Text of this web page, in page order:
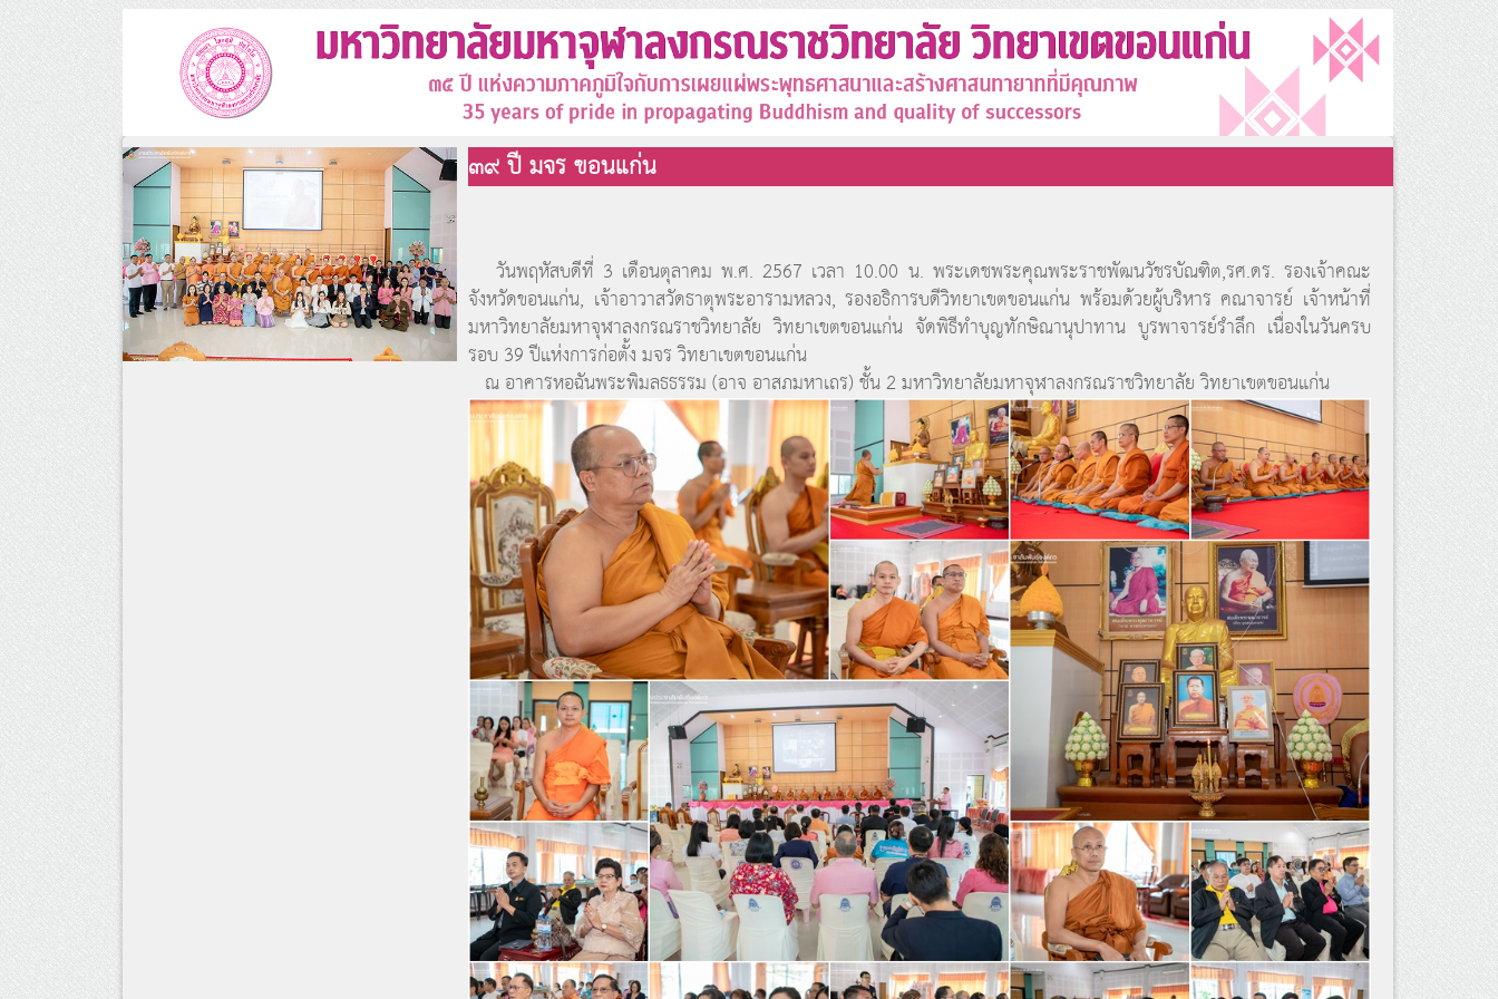
๓๙ ปี มจร ขอนแก่น
วันพฤหัสบดีที่ 3 เดือนตุลาคม พ.ศ. 2567 เวลา 10.00 น. พระเดชพระคุณพระราชพัฒนวัชรบัณฑิต,รศ.ดร. รองเจ้าคณะ
จังหวัดขอนแก่น, เจ้าอาวาสวัดธาตุพระอารามหลวง, รองอธิการบดีวิทยาเขตขอนแก่น พร้อมด้วยผู้บริหาร คณาจารย์ เจ้าหน้าที่
มหาวิทยาลัยมหาจุฬาลงกรณราชวิทยาลัย วิทยาเขตขอนแก่น จัดพิธีทำบุญทักษิณานุปาทาน บูรพาจารย์รำลึก เนื่องในวันครบ
รอบ 39 ปีแห่งการก่อตั้ง มจร วิทยาเขตขอนแก่น
ณ อาคารหอฉันพระพิมลธธรรม (อาจ อาสภมหาเถร) ชั้น 2 มหาวิทยาลัยมหาจุฬาลงกรณราชวิทยาลัย วิทยาเขตขอนแก่น